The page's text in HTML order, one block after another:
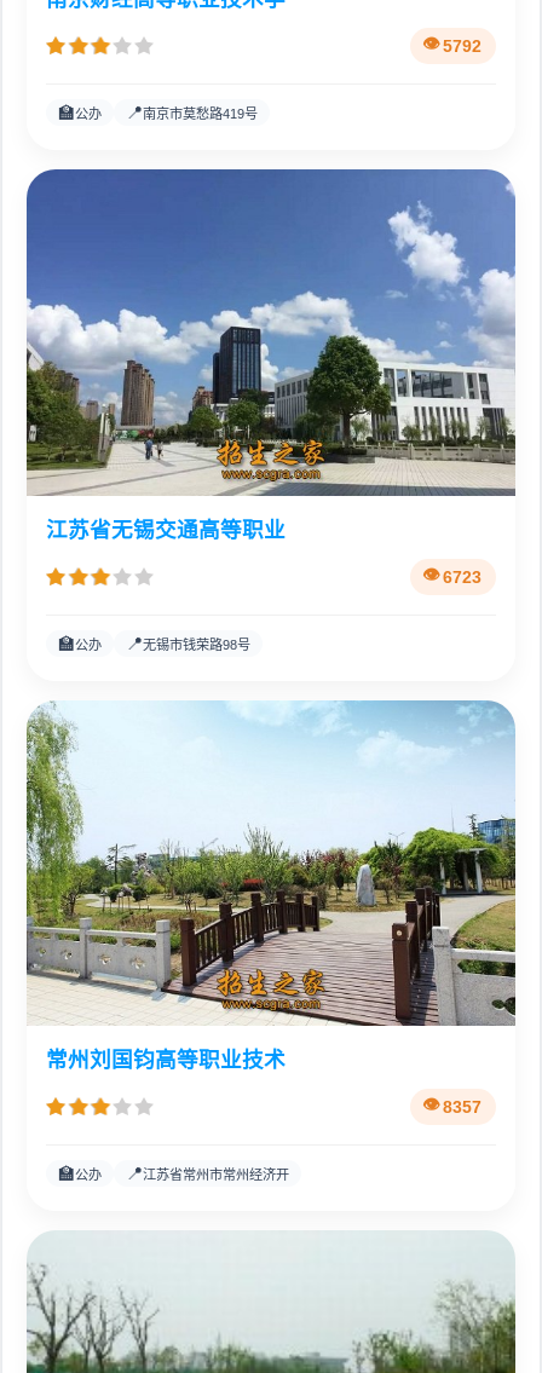
5792
🏫公办 📍南京市莫愁路419号
江苏省无锡交通高等职业
6723
🏫公办 📍无锡市钱荣路98号
常州刘国钧高等职业技术
8357
🏫公办 📍江苏省常州市常州经济开